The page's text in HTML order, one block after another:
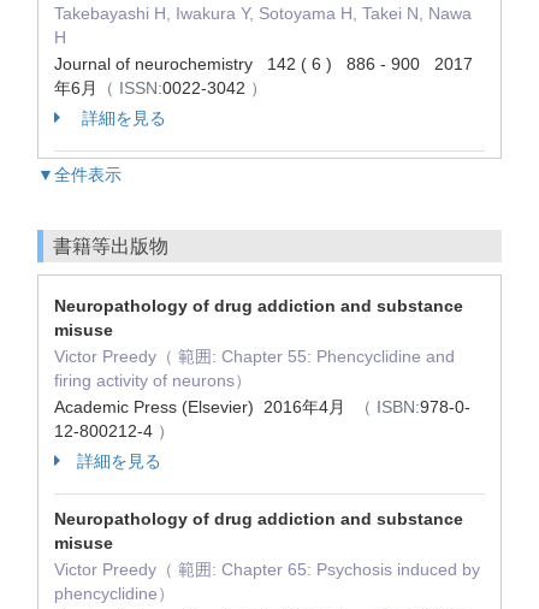
Takebayashi H, Iwakura Y, Sotoyama H, Takei N, Nawa
H
Journal of neurochemistry 142 ( 6 ) 886 - 900 2017
年6月
（ ISSN:0022-3042 ）
詳細を見る
▼全件表示
書籍等出版物
Neuropathology of drug addiction and substance
misuse
Victor Preedy（ 範囲: Chapter 55: Phencyclidine and
firing activity of neurons）
Academic Press (Elsevier) 2016年4月
（ ISBN:978-0-
12-800212-4 ）
詳細を見る
Neuropathology of drug addiction and substance
misuse
Victor Preedy（ 範囲: Chapter 65: Psychosis induced by
phencyclidine）